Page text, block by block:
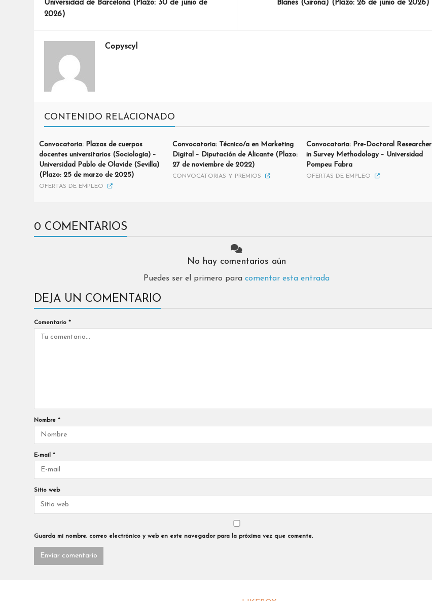
Universidad de Barcelona (Plazo: 30 de junio de
2026)
Blanes (Girona) (Plazo: 26 de junio de 2026)
Copyscyl
CONTENIDO RELACIONADO
Convocatoria: Plazas de cuerpos
docentes universitarios (Sociología) –
Universidad Pablo de Olavide (Sevilla)
(Plazo: 25 de marzo de 2025)
OFERTAS DE EMPLEO
Convocatoria: Técnico/a en Marketing
Digital – Diputación de Alicante (Plazo:
27 de noviembre de 2022)
CONVOCATORIAS Y PREMIOS
Convocatoria: Pre-Doctoral Researcher
in Survey Methodology – Universidad
Pompeu Fabra
OFERTAS DE EMPLEO
0 COMENTARIOS
No hay comentarios aún
Puedes ser el primero paracomentar esta entrada
DEJA UN COMENTARIO
Comentario *
Nombre *
E-mail *
Sitio web
Guarda mi nombre, correo electrónico y web en este navegador para la próxima vez que comente.